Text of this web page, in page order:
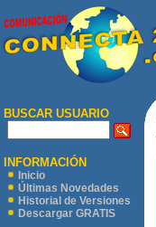
BUSCAR USUARIO
INFORMACIÓN
Inicio
Últimas Novedades
Historial de Versiones
Descargar GRATIS